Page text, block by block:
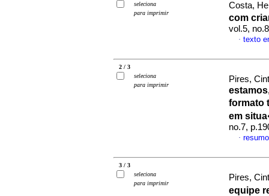
seleciona
para imprimir
Costa,
com
vol.5,
· texto
2 / 3
seleciona
para imprimir
Pires,
formato
em
no.7,
·
3 / 3
seleciona
para imprimir
Pires,
equipe